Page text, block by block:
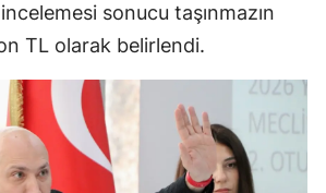
sonucu taşınmazın
TL olarak belirlendi.